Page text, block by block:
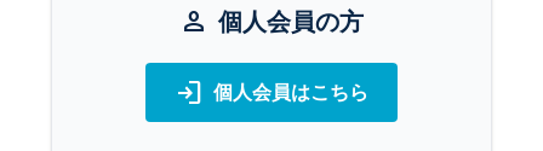
person 個人会員の方
login 個人会員はこちら